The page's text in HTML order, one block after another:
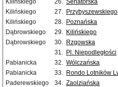
Kilińskiego
26. Senatorska
Kilińskiego
27. Przybyszewskiego
Kilińskiego
28. Poznańska
Dąbrowskiego
29. Kilińskiego
Dąbrowskiego
30. Rzgowska
31. Pl. Niepodległości
Pabianicka
32. Wólczańska
Pabianicka
33. Rondo Lotników
Paderewskiego
34. Zaolziańska